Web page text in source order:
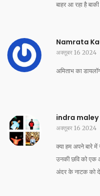
बाहर आ रहा है
Namrata
अक्तूबर 16 2024
अमिताभ का
indra maley
अक्तूबर 16 2024
क्या हम अपने बारे
उनकी छवि को
अंदर के नाटक को